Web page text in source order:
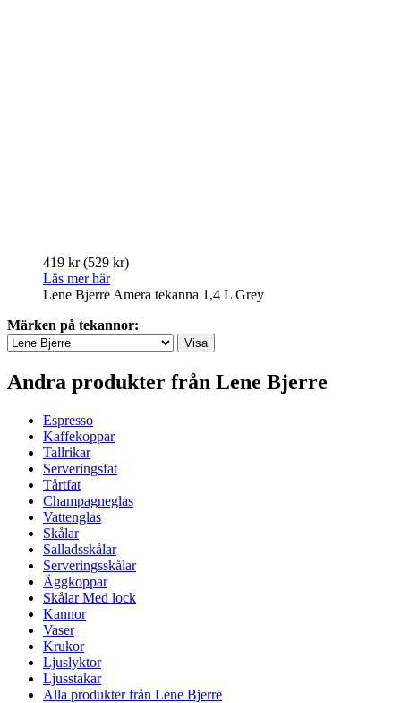
419 kr(529 kr)
Läs mer här
Lene Bjerre Amera tekanna 1,4 L Grey
Märken på tekannor:
Andra produkter från Lene Bjerre
Espresso
Kaffekoppar
Tallrikar
Serveringsfat
Tårtfat
Champagneglas
Vattenglas
Skålar
Salladsskålar
Serveringsskålar
Äggkoppar
Skålar Med lock
Kannor
Vaser
Krukor
Ljuslyktor
Ljusstakar
Alla produkter från Lene Bjerre